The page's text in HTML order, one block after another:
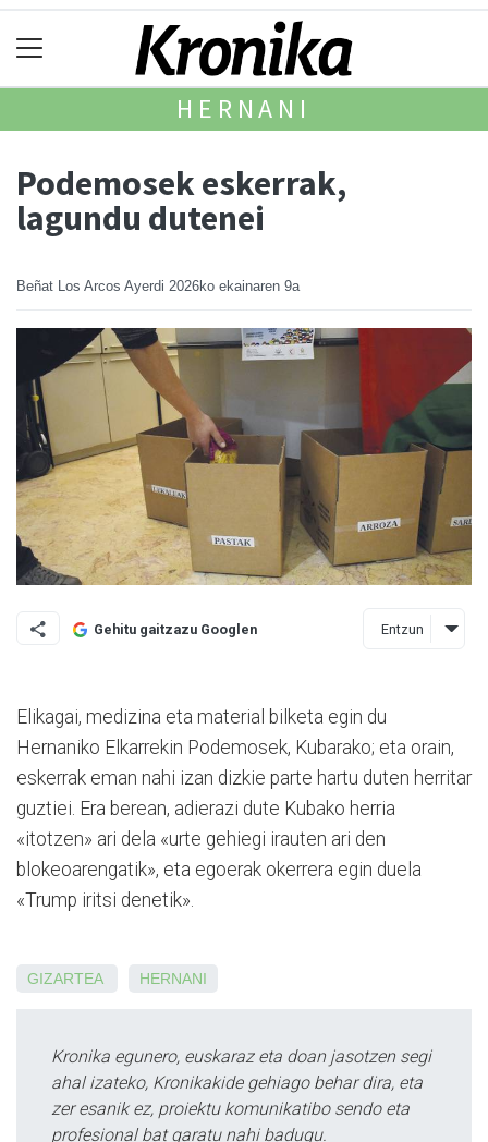
HERNANI
Podemosek eskerrak,
lagundu dutenei
Beñat Los Arcos Ayerdi 2026ko ekainaren 9a
Gehitu gaitzazu Googlen Entzun
Elikagai, medizina eta material bilketa egin du
Hernaniko Elkarrekin Podemosek, Kubarako; eta orain,
eskerrak eman nahi izan dizkie parte hartu duten herritar
guztiei. Era berean, adierazi dute Kubako herria
«itotzen» ari dela «urte gehiegi irauten ari den
blokeoarengatik», eta egoerak okerrera egin duela
«Trump iritsi denetik».
GIZARTEA HERNANI
Kronika egunero, euskaraz eta doan jasotzen segi
ahal izateko, Kronikakide gehiago behar dira, eta
zer esanik ez, proiektu komunikatibo sendo eta
profesional bat garatu nahi badugu.